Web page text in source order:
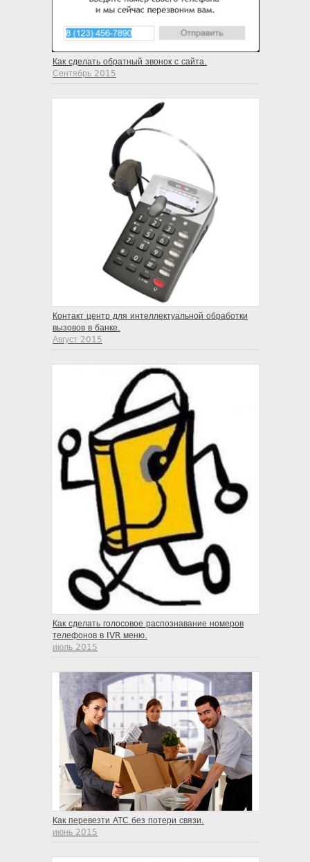
Как сделать обратный звонок с сайта.
Сентябрь 2015
Контакт центр для интеллектуальной обработки
вызовов в банке.
Август 2015
Как сделать голосовое распознавание номеров
телефонов в IVR меню.
июль 2015
Как перевезти АТС без потери связи.
июнь 2015